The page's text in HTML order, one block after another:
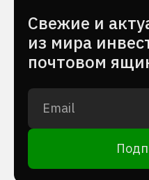
Cвежие и
из мира
почтовом